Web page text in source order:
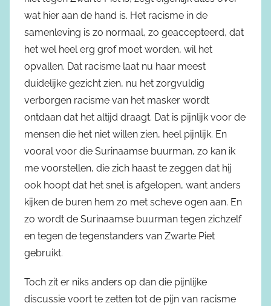
wat hier aan de hand is. Het racisme in de
samenleving is zo normaal, zo geaccepteerd, dat
het wel heel erg grof moet worden, wil het
opvallen. Dat racisme laat nu haar meest
duidelijke gezicht zien, nu het zorgvuldig
verborgen racisme van het masker wordt
ontdaan dat het altijd draagt. Dat is pijnlijk voor de
mensen die het niet willen zien, heel pijnlijk. En
vooral voor die Surinaamse buurman, zo kan ik
me voorstellen, die zich haast te zeggen dat hij
ook hoopt dat het snel is afgelopen, want anders
kijken de buren hem zo met scheve ogen aan. En
zo wordt de Surinaamse buurman tegen zichzelf
en tegen de tegenstanders van Zwarte Piet
gebruikt.
Toch zit er niks anders op dan die pijnlijke
discussie voort te zetten tot de pijn van racisme